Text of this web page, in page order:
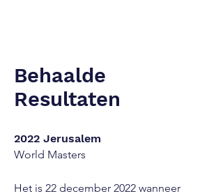
Behaalde
Resultaten
2022 Jerusalem
World Masters
Het is 22 december 2022 wanneer